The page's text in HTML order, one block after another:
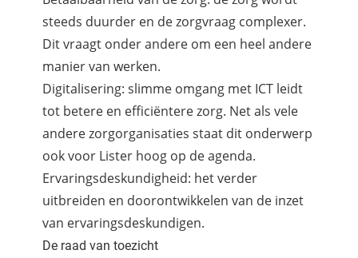
steeds duurder en de zorgvraag complexer.
Dit vraagt onder andere om een heel andere
manier van werken.
Digitalisering: slimme omgang met ICT leidt
tot betere en efficiëntere zorg. Net als vele
andere zorgorganisaties staat dit onderwerp
ook voor Lister hoog op de agenda.
Ervaringsdeskundigheid: het verder
uitbreiden en doorontwikkelen van de inzet
van ervaringsdeskundigen.
De raad van toezicht